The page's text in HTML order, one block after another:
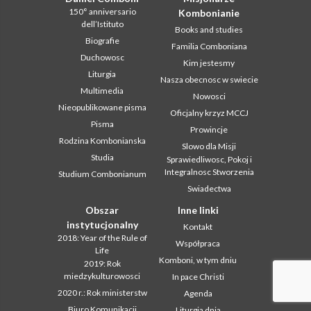
150° anniversario
dell’Istituto
Biografie
Duchowosc
Liturgia
Multimedia
Nieopublikowane pisma
Pisma
Rodzina Kombonianska
Studia
Studium Combonianum
Kombonianie
Books and studies
Familia Comboniana
Kim jestesmy
Nasza obecnosc w swiecie
Nowosci
Oficjalny krzyz MCCJ
Prowincje
Slowo dla Misji
Sprawiedliwosc, Pokoj i
Integralnosc Stworzenia
Swiadectwa
Obszar
instytucjonalny
2018: Year of the Rule of
Life
2019: Rok
miedzykulturowosci
2020 r.: Rok ministerstw
Inne linki
Kontakt
Współpraca
Komboni, w tym dniu
In pace Christi
Agenda